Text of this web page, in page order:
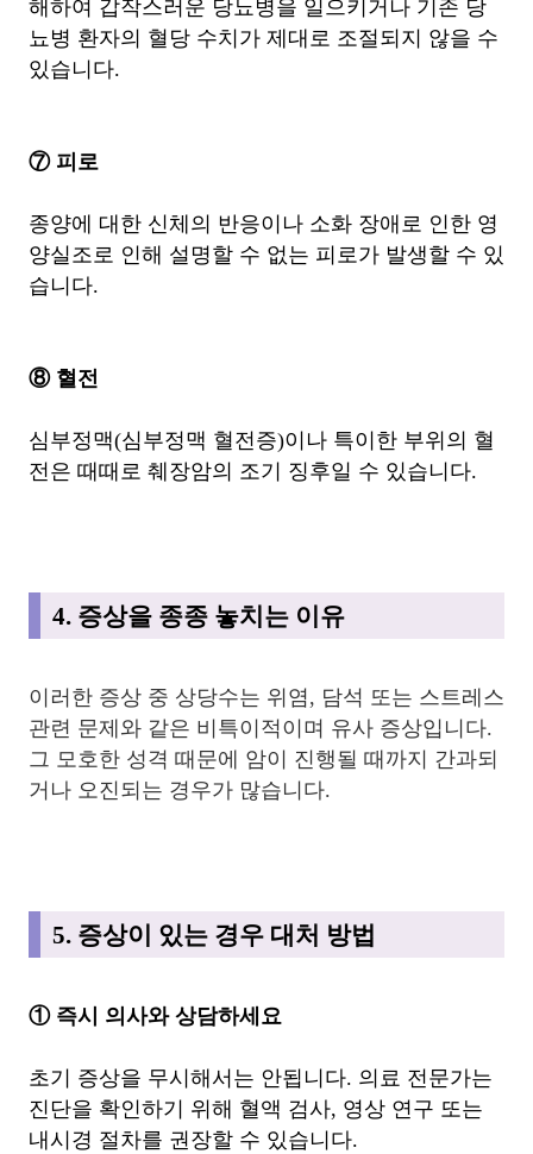
해하여 갑작스러운 당뇨병을 일으키거나 기존 당
뇨병 환자의 혈당 수치가 제대로 조절되지 않을 수
있습니다.
⑦ 피로
종양에 대한 신체의 반응이나 소화 장애로 인한 영
양실조로 인해 설명할 수 없는 피로가 발생할 수 있
습니다.
⑧ 혈전
심부정맥(심부정맥 혈전증)이나 특이한 부위의 혈
전은 때때로 췌장암의 조기 징후일 수 있습니다.
4. 증상을 종종 놓치는 이유
이러한 증상 중 상당수는 위염, 담석 또는 스트레스
관련 문제와 같은 비특이적이며 유사 증상입니다.
그 모호한 성격 때문에 암이 진행될 때까지 간과되
거나 오진되는 경우가 많습니다.
5. 증상이 있는 경우 대처 방법
① 즉시 의사와 상담하세요
초기 증상을 무시해서는 안됩니다. 의료 전문가는
진단을 확인하기 위해 혈액 검사, 영상 연구 또는
내시경 절차를 권장할 수 있습니다.